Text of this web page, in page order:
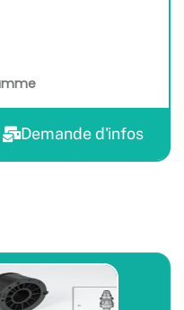
Demande d'infos